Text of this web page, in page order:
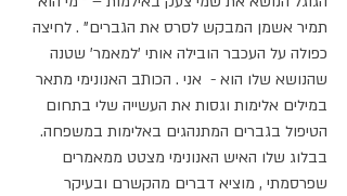
תמיר אשמן המבקש לסרס את הגברים" . לחיצה
כפולה על העכבר הובילה אותי 'למאמר' שטנה
שהנושא שלו הוא -  אני . הכותב האנונימי מתאר
במילים אלימות וגסות את העשייה שלי בתחום
הטיפול בגברים המתנהגים באלימות במשפחה.
בבלוג שלו האיש האנונימי מצטט ממאמרים
שפרסמתי , מוציא דברים מהקשרם ובעיקר